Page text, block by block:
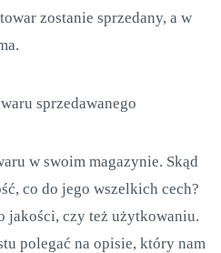
zostanie sprzedany, a w
sprzedawanego
w swoim magazynie. Skąd
co do jego wszelkich cech?
jakości, czy też użytkowaniu.
polegać na opisie, który nam